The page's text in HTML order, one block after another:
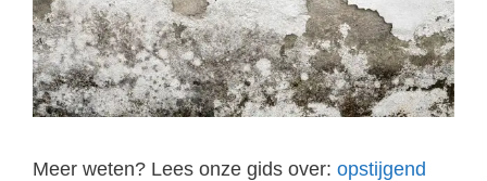
Meer weten? Lees onze gids over: opstijgend